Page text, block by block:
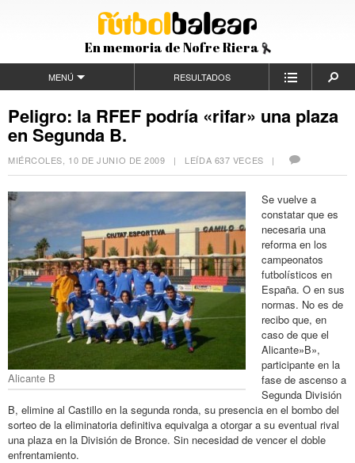
En memoria de Nofre Riera
MENÚ RESULTADOS
Peligro: la RFEF podría «rifar» una plaza
en Segunda B.
MIÉRCOLES, 10 DE JUNIO DE 2009 | LEÍDA 637 VECES |
Alicante B
Se vuelve a
constatar que es
necesaria una
reforma en los
campeonatos
futbolísticos en
España. O en sus
normas. No es de
recibo que, en
caso de que el
Alicante»B»,
participante en la
fase de ascenso a
Segunda División
B, elimine al Castillo en la segunda ronda, su presencia en el bombo del
sorteo de la eliminatoria definitiva equivalga a otorgar a su eventual rival
una plaza en la División de Bronce. Sin necesidad de vencer el doble
enfrentamiento.